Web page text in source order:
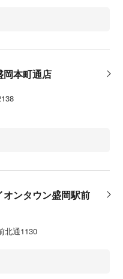
岡本町通店
オンタウン盛岡駅前
北通1130